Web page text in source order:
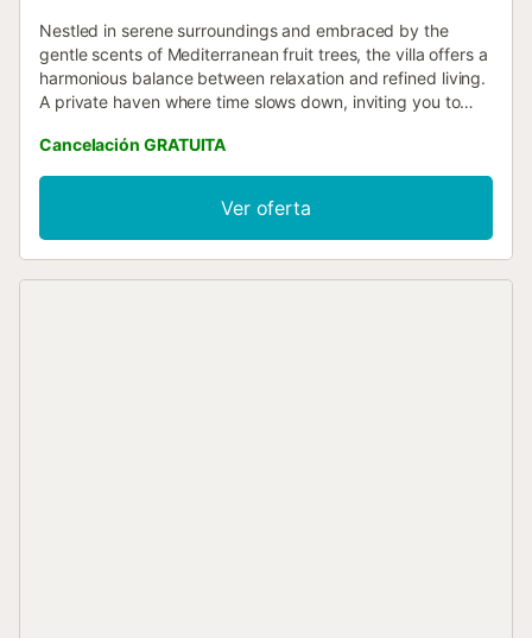
Nestled in serene surroundings and embraced by the
gentle scents of Mediterranean fruit trees, the villa offers a
harmonious balance between relaxation and refined living.
A private haven where time slows down, inviting you to
surroundings. At the heart of the outdoor spaces, a
stunning private pool glistens under the Ibizan sun,
surrounded by generous lounging areas designed for
effortless comfort. Whether you’re basking in the warmth
of the day, enjoying a refreshing swim, or sipping a chilled
Cancelación GRATUITA
Ver oferta